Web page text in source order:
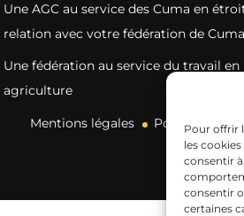
Pour offrir
les
consentir
consentir
certaines
Une AGC au service des Cuma en
relation avec votre fédération de Cuma
Une fédération au service du travail en
agriculture
Mentions légales Politique de